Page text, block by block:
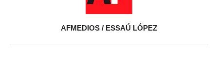
AFMEDIOS / ESSAÚ LÓPEZ